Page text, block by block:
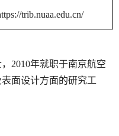
trib.nuaa.edu.cn/
2010年就职于南京航空
面设计方面的研究工